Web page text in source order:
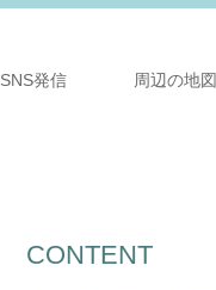
SNS発信 周辺の地図
CONTENT